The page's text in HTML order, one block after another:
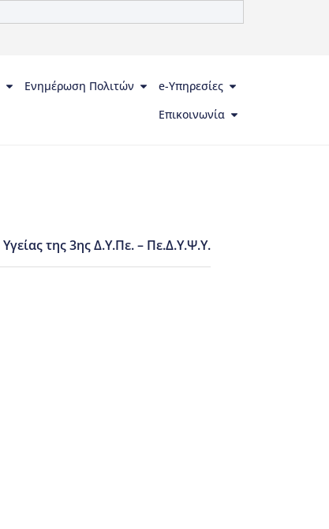
Ενημέρωση Πολιτών
e-Υπηρεσίες
Επικοινωνία
της 3ης Δ.Υ.Πε. – Πε.Δ.Υ.Ψ.Υ.